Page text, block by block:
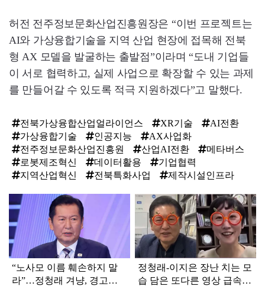
허전 전주정보문화산업진흥원장은 “이번 프로젝트는
AI와 가상융합기술을 지역 산업 현장에 접목해 전북
형 AX 모델을 발굴하는 출발점”이라며 “도내 기업들
이 서로 협력하고, 실제 사업으로 확장할 수 있는 과제
를 만들어갈 수 있도록 적극 지원하겠다”고 말했다.
전북가상융합산업얼라이언스 XR기술
AI전환
가상융합기술
인공지능
AX사업화
전주정보문화산업진흥원
산업AI전환
메타버스
로봇제조혁신
데이터활용
기업협력
지역산업혁신
전북특화사업 제작시설인프라
탑
라
인
“노사모 이름 훼손하지 말
라”…정청래 겨냥, 경고장
정청래-이지은 장난 치는 모
습 담은 또다른 영상 급속